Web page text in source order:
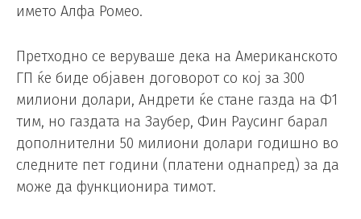
името Алфа Ромео.
Претходно се веруваше дека на Американското
ГП ќе биде објавен договорот со кој за 300
милиони долари, Андрети ќе стане газда на Ф1
тим, но газдата на Заубер, Фин Раусинг барал
дополнителни 50 милиони долари годишно во
следните пет години (платени однапред) за да
може да функционира тимот.